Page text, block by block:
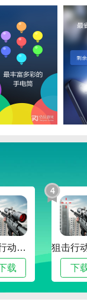
所有人的需
这个手电筒软件
位的照明，不仅
烁的模式，让每
位照明，功能
中需要的时候打
非常有用的生
狙击行动代号猎鹰最新版
载
4
下